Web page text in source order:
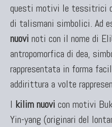
questi motivi le tessitrici
di talismani simbolici. Ad
nuovi noti con il nome di
antropomorfica di dea,
rappresentata in forma
addirittura a volte
I kilim nuovi con motivi
Yin-yang (originari del